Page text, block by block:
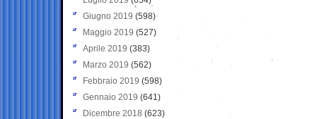
Giugno 2019 (598)
Maggio 2019 (527)
Aprile 2019 (383)
Marzo 2019 (562)
Febbraio 2019 (598)
Gennaio 2019 (641)
Dicembre 2018 (623)